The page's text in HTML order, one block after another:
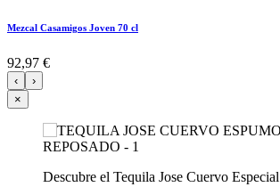
Mezcal Casamigos Joven 70 cl
92,97 €
‹
›
×
Descubre el Tequila Jose Cuervo